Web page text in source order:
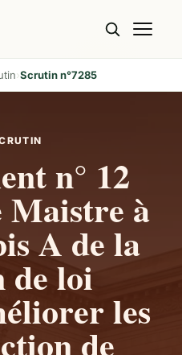
Scrutin n°7285
n° 12
Maistre à
A de la
de loi
les
de